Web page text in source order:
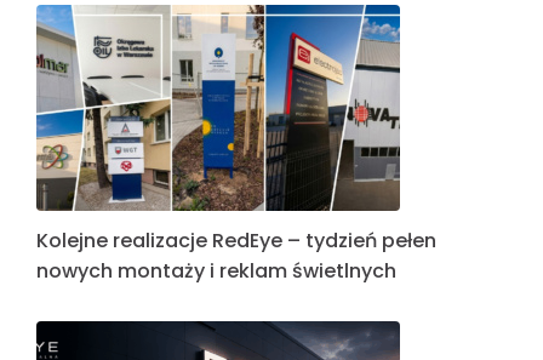
Kolejne realizacje RedEye – tydzień pełen
nowych montaży i reklam świetlnych